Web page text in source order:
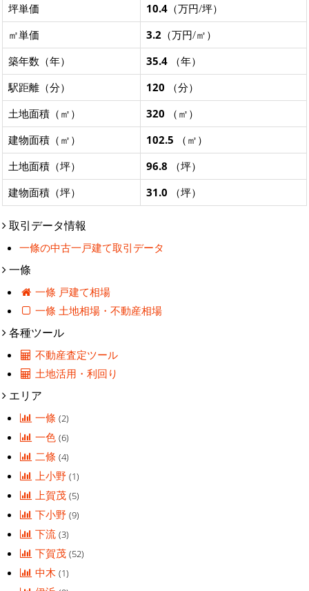
坪単価
10.4 （万円/坪）
㎡単価
3.2 （万円/㎡）
築年数（年）
35.4 （年）
駅距離（分）
120 （分）
土地面積（㎡）
320 （㎡）
建物面積（㎡）
102.5 （㎡）
土地面積（坪）
96.8 （坪）
建物面積（坪）
31.0 （坪）
取引データ情報
一條の中古一戸建て取引データ
一條
一條 戸建て相場
一條 土地相場・不動産相場
各種ツール
不動産査定ツール
土地活用・利回り
エリア
一條(2)
一色(6)
二條(4)
上小野(1)
上賀茂(5)
下小野(9)
下流(3)
下賀茂(52)
中木(1)